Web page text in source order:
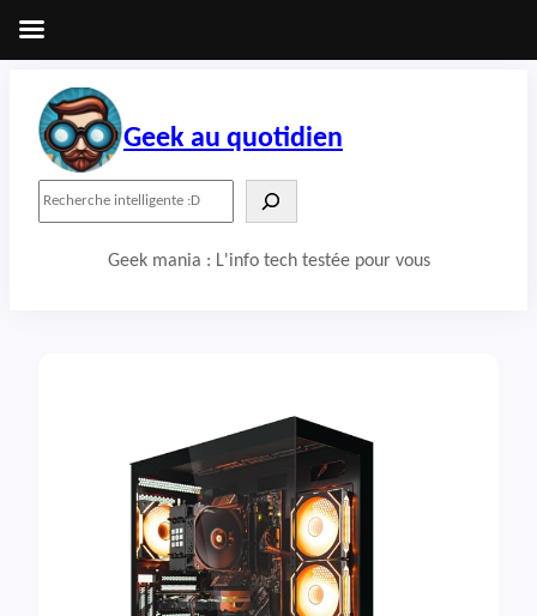
contenu
Geek au quotidien
Geek mania : L'info tech testée pour vous